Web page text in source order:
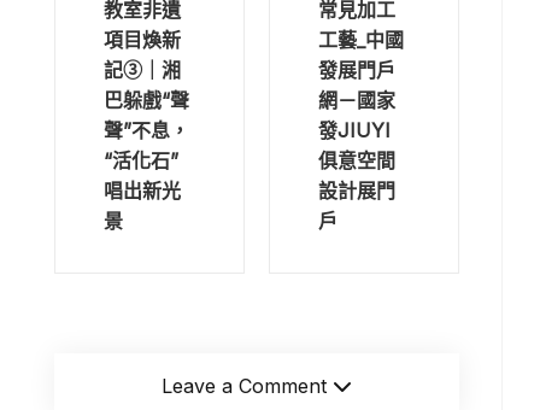
教室非遺
項目煥新
記③｜湘
巴躲戲“聲
聲”不息，
“活化石”
唱出新光
景
常見加工
工藝_中國
發展門戶
網－國家
發JIUYI
俱意空間
設計展門
戶
Leave a Comment